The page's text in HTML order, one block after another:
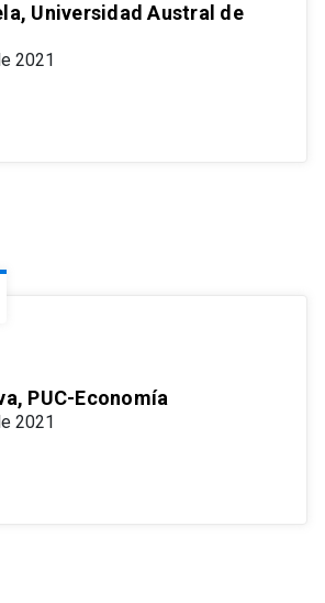
Universidad Austral de
2021
PUC-Economía
2021